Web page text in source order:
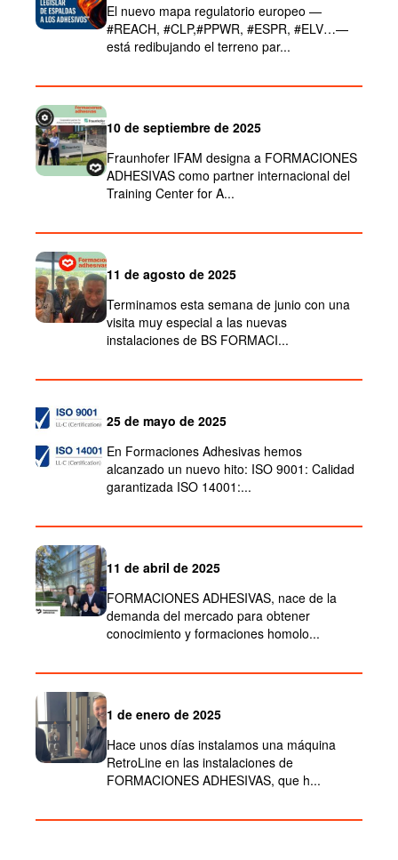
El nuevo mapa regulatorio europeo —
#REACH, #CLP,#PPWR, #ESPR, #ELV…—
está redibujando el terreno par...
10 de septiembre de 2025
Fraunhofer IFAM designa a FORMACIONES
ADHESIVAS como partner internacional del
Training Center for A...
11 de agosto de 2025
Terminamos esta semana de junio con una
visita muy especial a las nuevas
instalaciones de BS FORMACI...
25 de mayo de 2025
En Formaciones Adhesivas hemos
alcanzado un nuevo hito: ISO 9001: Calidad
garantizada ISO 14001:...
11 de abril de 2025
FORMACIONES ADHESIVAS, nace de la
demanda del mercado para obtener
conocimiento y formaciones homolo...
1 de enero de 2025
Hace unos días instalamos una máquina
RetroLine en las instalaciones de
FORMACIONES ADHESIVAS, que h...